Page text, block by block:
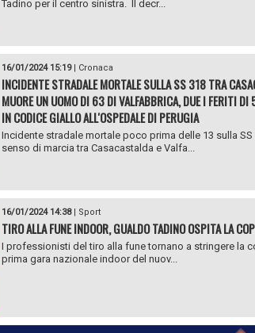
Tadino per il centro sinistra. Il decr...
16/01/2024 15:19| Cronaca
INCIDENTE STRADALE MORTALE SULLA SS 318 TRA
MUORE UN UOMO DI 63 DI VALFABBRICA, DUE I FERITI
IN CODICE GIALLO ALL'OSPEDALE DI PERUGIA
Incidente stradale mortale poco prima delle 13 sulla
senso di marcia tra Casacastalda e Valfa...
16/01/2024 14:38| Sport
TIRO ALLA FUNE INDOOR, GUALDO TADINO OSPITA LA
I professionisti del tiro alla fune tornano a stringere la
prima gara nazionale indoor del nuov...